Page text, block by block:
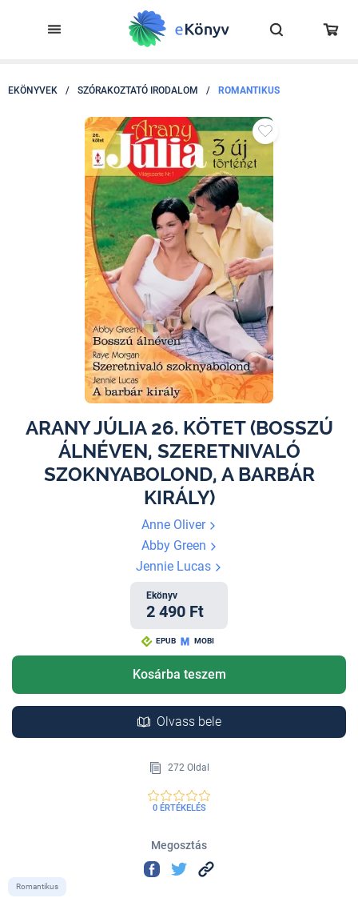
EKÖNYVEK / SZÓRAKOZTATÓ IRODALOM / ROMANTIKUS
ARANY JÚLIA 26. KÖTET (BOSSZÚ
ÁLNÉVEN, SZERETNIVALÓ
SZOKNYABOLOND, A BARBÁR
KIRÁLY)
Anne Oliver
Abby Green
Jennie Lucas
Ekönyv
2 490 Ft
EPUB MOBI
Kosárba teszem
Olvass bele
272 Oldal
0 ÉRTÉKELÉS
Megosztás
Romantikus